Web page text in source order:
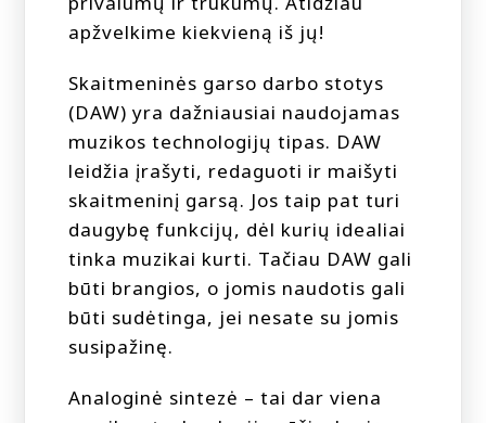
apžvelkime kiekvieną iš jų!
Skaitmeninės garso darbo stotys
(DAW) yra dažniausiai naudojamas
muzikos technologijų tipas. DAW
leidžia įrašyti, redaguoti ir maišyti
skaitmeninį garsą. Jos taip pat turi
daugybę funkcijų, dėl kurių idealiai
tinka muzikai kurti. Tačiau DAW gali
būti brangios, o jomis naudotis gali
būti sudėtinga, jei nesate su jomis
susipažinę.
Analoginė sintezė – tai dar viena